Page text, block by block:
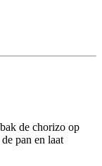
de chorizo op
pan en laat